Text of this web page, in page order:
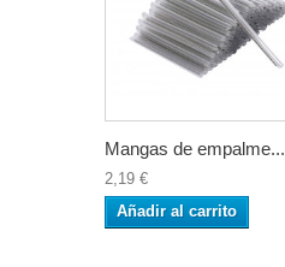
Mangas de empalme...
2,19 €
Añadir al carrito